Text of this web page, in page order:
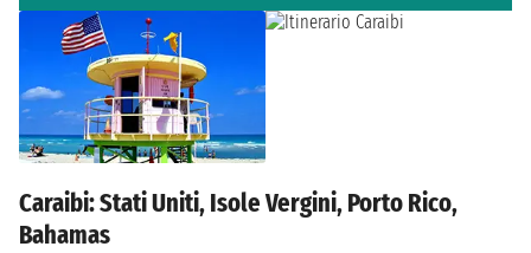
Caraibi: Stati Uniti, Isole Vergini, Porto Rico,
Bahamas